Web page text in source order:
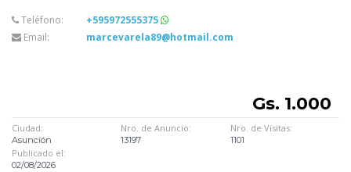
Teléfono:
+595972555375
Email:
marcevarela89@hotmail.com
Gs. 1.000
Ciudad:
Asunción
Nro. de Anuncio:
13197
Nro. de Visitas:
1101
Publicado el:
02/08/2026